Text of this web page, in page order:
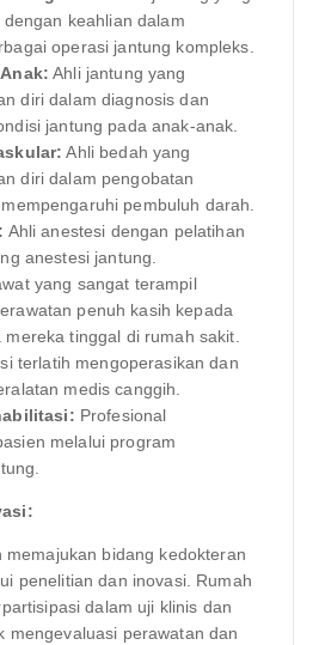
keahlian dalam
operasi jantung kompleks.
Ahli jantung yang
diri dalam diagnosis dan
jantung pada anak-anak.
Ahli bedah yang
diri dalam pengobatan
pembuluh darah.
Ahli anestesi dengan pelatihan
anestesi jantung.
yang sangat terampil
penuh kasih kepada
mereka tinggal di rumah sakit.
terlatih mengoperasikan dan
medis canggih.
Profesional
melalui program
memajukan bidang kedokteran
penelitian dan inovasi. Rumah
dalam uji klinis dan
mengevaluasi perawatan dan